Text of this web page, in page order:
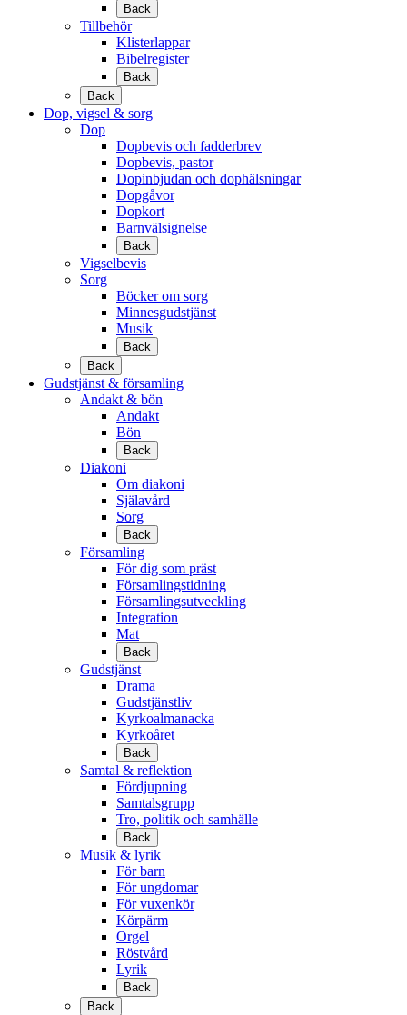
Back
Tillbehör
Klisterlappar
Bibelregister
Back
Back
Dop, vigsel & sorg
Dop
Dopbevis och fadderbrev
Dopbevis, pastor
Dopinbjudan och dophälsningar
Dopgåvor
Dopkort
Barnvälsignelse
Back
Vigselbevis
Sorg
Böcker om sorg
Minnesgudstjänst
Musik
Back
Back
Gudstjänst & församling
Andakt & bön
Andakt
Bön
Back
Diakoni
Om diakoni
Själavård
Sorg
Back
Församling
För dig som präst
Församlingstidning
Församlingsutveckling
Integration
Mat
Back
Gudstjänst
Drama
Gudstjänstliv
Kyrkoalmanacka
Kyrkoåret
Back
Samtal & reflektion
Fördjupning
Samtalsgrupp
Tro, politik och samhälle
Back
Musik & lyrik
För barn
För ungdomar
För vuxenkör
Körpärm
Orgel
Röstvård
Lyrik
Back
Back